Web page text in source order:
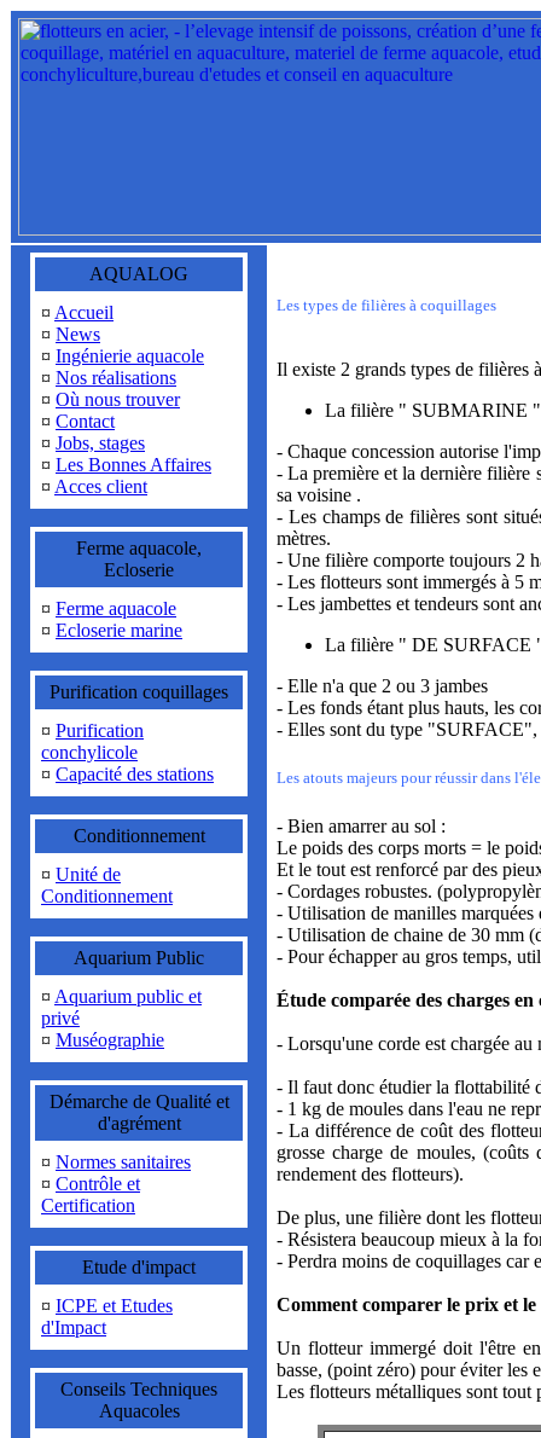
AQUALOG
¤ Accueil
¤ News
¤ Ingénierie aquacole
¤ Nos réalisations
¤ Où nous trouver
¤ Contact
¤ Jobs, stages
¤ Les Bonnes Affaires
¤ Acces client
Ferme aquacole,
Ecloserie
¤ Ferme aquacole
¤ Ecloserie marine
Purification coquillages
¤ Purification
conchylicole
¤ Capacité des stations
Conditionnement
¤ Unité de
Conditionnement
Aquarium Public
¤ Aquarium public et
privé
¤ Muséographie
Démarche de Qualité et
d'agrément
¤ Normes sanitaires
¤ Contrôle et
Certification
Etude d'impact
¤ ICPE et Etudes
d'Impact
Conseils Techniques
Aquacoles
Les types de filières à coquillages
Il existe 2 grands types de filières
La filière " SUBMARINE "-
- Chaque concession autorise
- La première et la dernière filière
sa voisine .
- Les champs de filières sont
mètres.
- Une filière comporte toujours 2
- Les flotteurs sont immergés à 5
- Les jambettes et tendeurs sont
La filière " DE SURFACE
- Elle n'a que 2 ou 3 jambes
- Les fonds étant plus hauts, les
- Elles sont du type "SURFACE",
Les atouts majeurs pour réussir dans
- Bien amarrer au sol :
Le poids des corps morts = le
Et le tout est renforcé par des
- Cordages robustes.
- Utilisation de manilles
- Utilisation de chaine de 30 mm
- Pour échapper au gros temps,
Étude comparée des charges
- Lorsqu'une corde est chargée
- Il faut donc étudier la flottabilité
- 1 kg de moules dans l'eau ne
- La différence de coût des
grosse charge de moules,
rendement des flotteurs).
De plus, une filière dont les
- Résistera beaucoup mieux à la
- Perdra moins de coquillages car
Comment comparer le prix et
Un flotteur immergé doit l'être
basse, (point zéro) pour éviter les
Les flotteurs métalliques sont tout